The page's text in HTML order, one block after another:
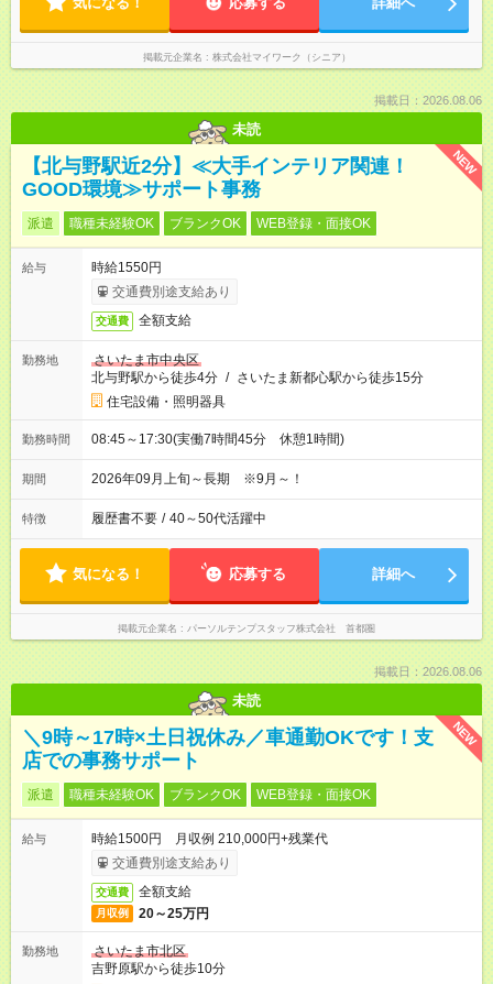
掲載元企業名 株式会社マイワーク（シニア）
掲載日：2026.08.06
未読
NEW
【北与野駅近2分】≪大手インテリア関連！
GOOD環境≫サポート事務
派遣 職種未経験OK ブランクOK WEB登録・面接OK
給与
時給1550円
交通費別途支給あり
交通費 全額支給
勤務地
さいたま市中央区
北与野駅から徒歩4分 / さいたま新都心駅から徒歩15分
住宅設備・照明器具
勤務時間 08:45～17:30(実働7時間45分 休憩1時間)
期間 2026年09月上旬～長期 ※9月～！
特徴 履歴書不要 / 40～50代活躍中
気になる！ 応募する 詳細へ
掲載元企業名 パーソルテンプスタッフ株式会社 首都圏
掲載日：2026.08.06
未読
NEW
＼9時～17時×土日祝休み／車通勤OKです！支
店での事務サポート
派遣 職種未経験OK ブランクOK WEB登録・面接OK
給与
時給1500円 月収例 210,000円+残業代
交通費別途支給あり
交通費 全額支給
月収例 20～25万円
勤務地
さいたま市北区
吉野原駅から徒歩10分